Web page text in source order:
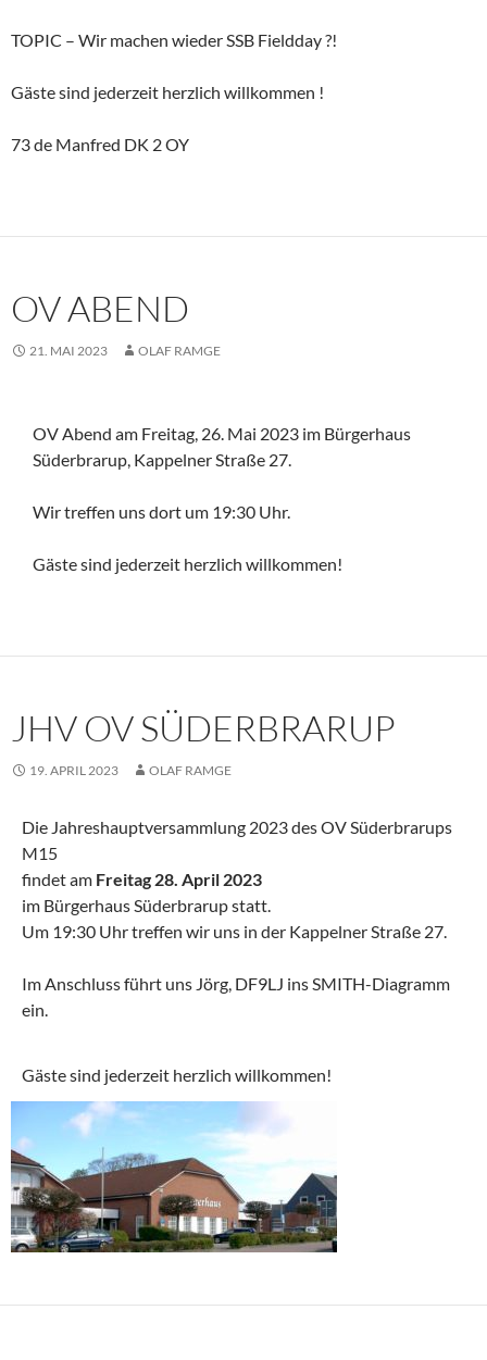
TOPIC – Wir machen wieder SSB Fieldday ?!
Gäste sind jederzeit herzlich willkommen !
73 de Manfred DK 2 OY
OV ABEND
21. MAI 2023 OLAF RAMGE
OV Abend am Freitag, 26. Mai 2023 im Bürgerhaus
Süderbrarup, Kappelner Straße 27.
Wir treffen uns dort um 19:30 Uhr.
Gäste sind jederzeit herzlich willkommen!
JHV OV SÜDERBRARUP
19. APRIL 2023 OLAF RAMGE
Die Jahreshauptversammlung 2023 des OV Süderbrarups
M15
findet am Freitag 28. April 2023
im Bürgerhaus Süderbrarup statt.
Um 19:30 Uhr treffen wir uns in der Kappelner Straße 27.
Im Anschluss führt uns Jörg, DF9LJ ins SMITH-Diagramm
ein.
Gäste sind jederzeit herzlich willkommen!